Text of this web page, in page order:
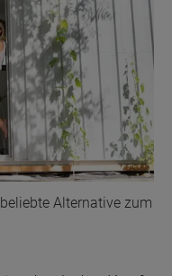
Alternative zum